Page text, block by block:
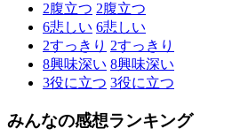
2腹立つ 2腹立つ
6悲しい 6悲しい
2すっきり 2すっきり
8興味深い 8興味深い
3役に立つ 3役に立つ
みんなの感想ランキング